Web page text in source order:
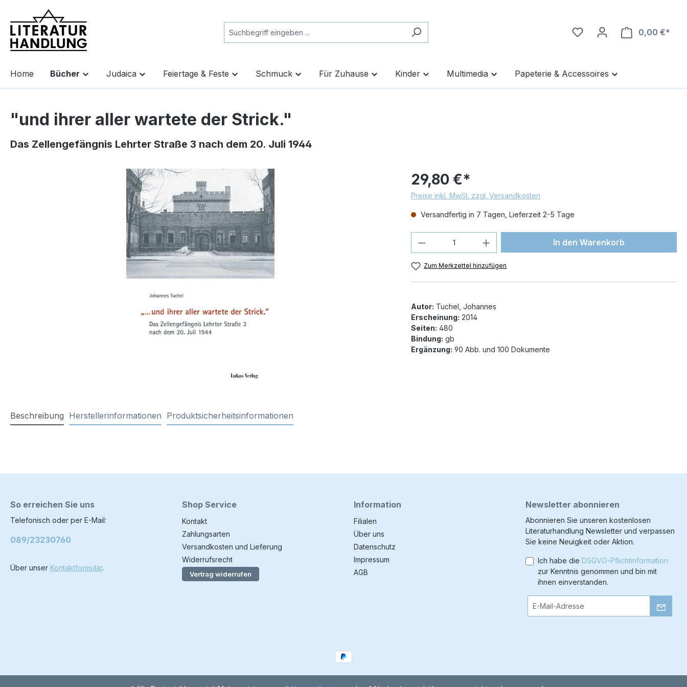
Zur Hauptnavigation springen
0,00 €*
Home Bücher Judaica Feiertage & Feste Schmuck Für Zuhause Kinder Multimedia Papeterie & Accessoires
"und ihrer aller wartete der Strick."
Das Zellengefängnis Lehrter Straße 3 nach dem 20. Juli 1944
29,80 €*
Preise inkl. MwSt. zzgl. Versandkosten
Versandfertig in 7 Tagen, Lieferzeit 2-5 Tage
Produkt Anzahl: Gib den gewünschten Wert
In den Warenkorb
Zum Merkzettel hinzufügen
Autor: Tuchel, Johannes
Erscheinung: 2014
Seiten: 480
Bindung: gb
Ergänzung: 90 Abb. und 100 Dokumente
Beschreibung Herstellerinformationen Produktsicherheitsinformationen
So erreichen Sie uns
Telefonisch oder per E-Mail:
089/23230760
Über unser Kontaktformular.
Shop Service
Kontakt
Zahlungsarten
Versandkosten und Lieferung
Widerrufsrecht
Vertrag widerrufen
Information
Filialen
Über uns
Datenschutz
Impressum
AGB
Newsletter abonnieren
Abonnieren Sie unseren kostenlosen
Literaturhandlung Newsletter und verpassen
Sie keine Neuigkeit oder Aktion.
Ich habe die DSGVO-Pflichtinformation
zur Kenntnis genommen und bin mit
ihnen einverstanden.